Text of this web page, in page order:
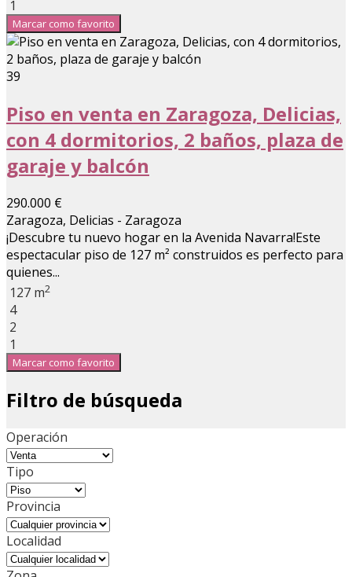
1
Marcar como favorito
39
Piso en venta en Zaragoza, Delicias,
con 4 dormitorios, 2 baños, plaza de
garaje y balcón
290.000 €
Zaragoza, Delicias - Zaragoza
¡Descubre tu nuevo hogar en la Avenida Navarra!Este
espectacular piso de 127 m² construidos es perfecto para
quienes...
127 m2
4
2
1
Marcar como favorito
Filtro de búsqueda
Operación
Tipo
Provincia
Localidad